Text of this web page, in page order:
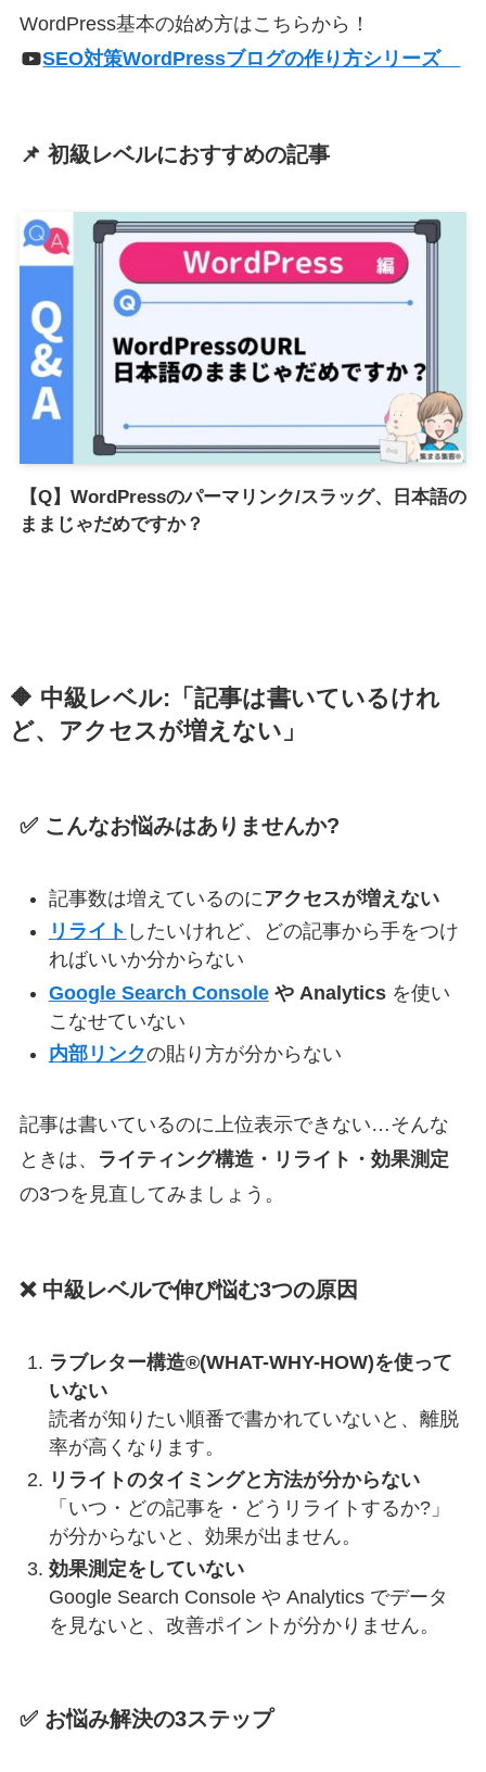
WordPress基本の始め方はこちらから！
SEO対策WordPressブログの作り方シリーズ
📌 初級レベルにおすすめの記事
【Q】WordPressのパーマリンク/スラッグ、日本語の
ままじゃだめですか？
🔶 中級レベル:「記事は書いているけれ
ど、アクセスが増えない」
✅ こんなお悩みはありませんか?
記事数は増えているのにアクセスが増えない
リライト したいけれど、どの記事から手をつけ
ればいいか分からない
Google Search Consoleや Analyticsを使い
こなせていない
内部リンクの貼り方が分からない
記事は書いているのに上位表示できない…そんな
ときは、
ライティング構造・リライト・効果測定
の3つを見直してみましょう。
❌ 中級レベルで伸び悩む3つの原因
ラブレター構造®(WHAT-WHY-HOW)を使って
いない
読者が知りたい順番で書かれていないと、離脱
率が高くなります。
リライトのタイミングと方法が分からない
「いつ・どの記事を・どうリライトするか?」
が分からないと、効果が出ません。
効果測定をしていない
Google Search Console や Analytics でデータ
を見ないと、改善ポイントが分かりません。
✅ お悩み解決の3ステップ